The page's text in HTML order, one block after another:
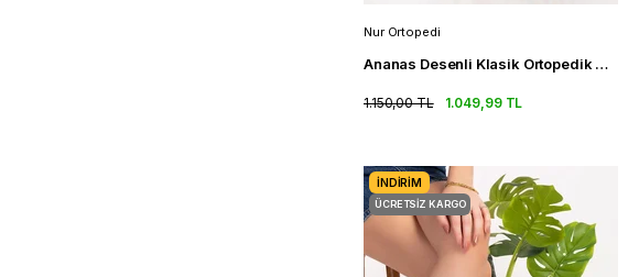
Nur Ortopedi
Ananas Desenli Klasik Ortopedik Sabo Terlik Hemşire Doktor Terliği
1.049,99 TL
1.150,00 TL
İNDIRIM
ÜCRETSIZ KARGO